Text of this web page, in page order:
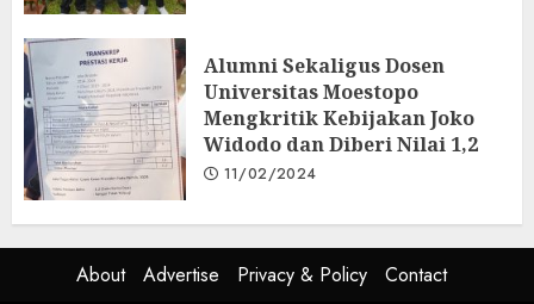
Alumni Sekaligus Dosen
Universitas Moestopo
Mengkritik Kebijakan Joko
Widodo dan Diberi Nilai 1,2
11/02/2024
About Advertise Privacy & Policy Contact